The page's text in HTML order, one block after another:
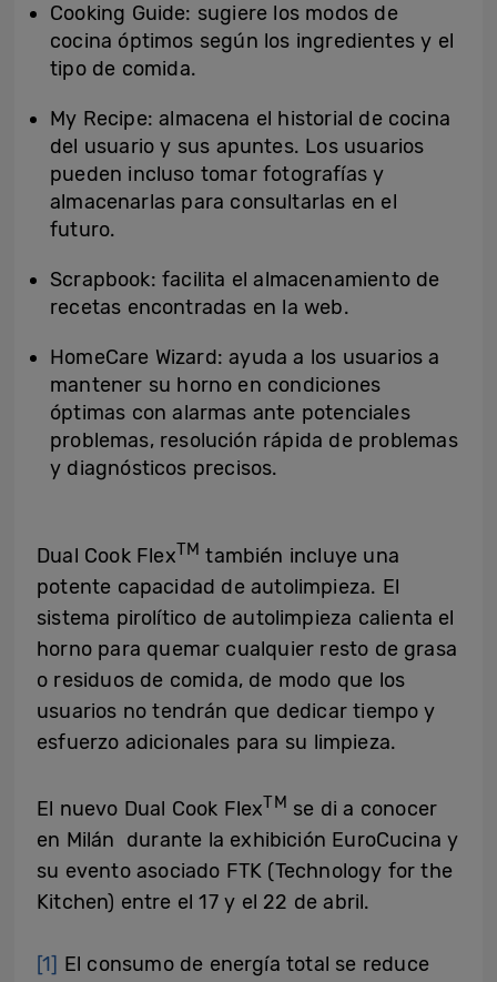
Cooking Guide: sugiere los modos de
cocina óptimos según los ingredientes y el
tipo de comida.
My Recipe: almacena el historial de cocina
del usuario y sus apuntes. Los usuarios
pueden incluso tomar fotografías y
almacenarlas para consultarlas en el
futuro.
Scrapbook: facilita el almacenamiento de
recetas encontradas en la web.
HomeCare Wizard: ayuda a los usuarios a
mantener su horno en condiciones
óptimas con alarmas ante potenciales
problemas, resolución rápida de problemas
y diagnósticos precisos.
Dual Cook FlexTM también incluye una
potente capacidad de autolimpieza. El
sistema pirolítico de autolimpieza calienta el
horno para quemar cualquier resto de grasa
o residuos de comida, de modo que los
usuarios no tendrán que dedicar tiempo y
esfuerzo adicionales para su limpieza.
El nuevo Dual Cook FlexTM se di a conocer
en Milán durante la exhibición EuroCucina y
su evento asociado FTK (Technology for the
Kitchen) entre el 17 y el 22 de abril.
[1] El consumo de energía total se reduce